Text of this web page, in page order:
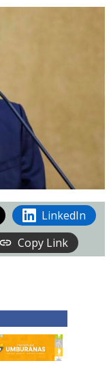
LinkedIn
Copy Link